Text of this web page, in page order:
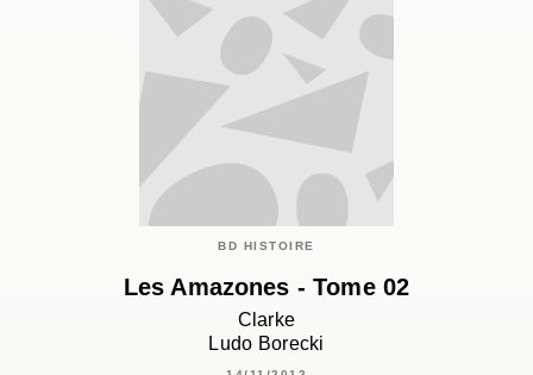
BD HISTOIRE
Les Amazones - Tome 02
Clarke
Ludo Borecki